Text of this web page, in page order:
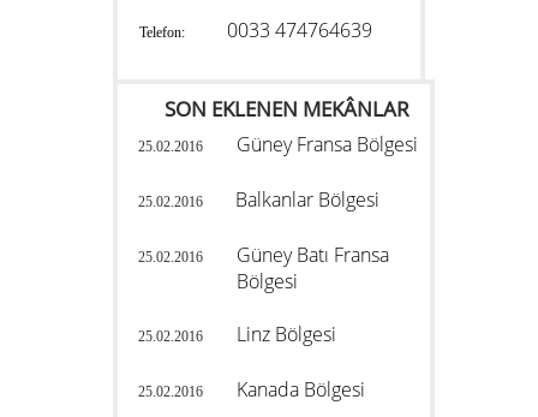
Telefon: 0033 474764639
SON EKLENEN MEKÂNLAR
25.02.2016 Güney Fransa Bölgesi
25.02.2016 Balkanlar Bölgesi
25.02.2016
Güney Batı Fransa
Bölgesi
25.02.2016 Linz Bölgesi
25.02.2016 Kanada Bölgesi